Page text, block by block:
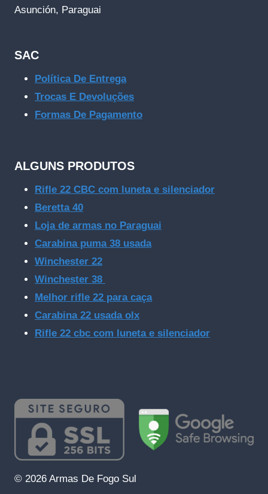
Asunción, Paraguai
SAC
Política De Entrega
Trocas E Devoluções
Formas De Pagamento
ALGUNS PRODUTOS
Rifle 22 CBC com luneta e silenciador
Beretta 40
Loja de armas no Paraguai
Carabina puma 38 usada
Winchester 22
Winchester 38
Melhor rifle 22 para caça
Carabina 22 usada olx
Rifle 22 cbc com luneta e silenciador
© 2026 Armas De Fogo Sul